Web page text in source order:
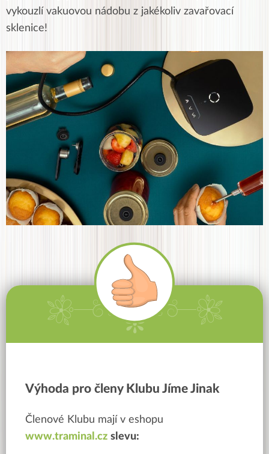
vykouzlí vakuovou nádobu z jakékoliv zavařovací
sklenice!
Výhoda pro členy Klubu Jíme Jinak
Členové Klubu mají v eshopu
www.traminal.cz slevu: